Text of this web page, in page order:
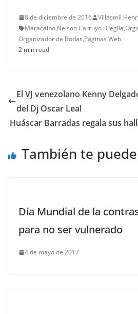
8 de diciembre de 2016
Villasmil
Maracaibo,Nelson Carruyo Breglia,
Organizador de Bodas,Páginas Web
2 min read
El VJ venezolano Kenny
del Dj Oscar Leal
Huáscar Barradas regala sus
También te
Día Mundial de la
para no ser vulnerado
4 de mayo de 2017